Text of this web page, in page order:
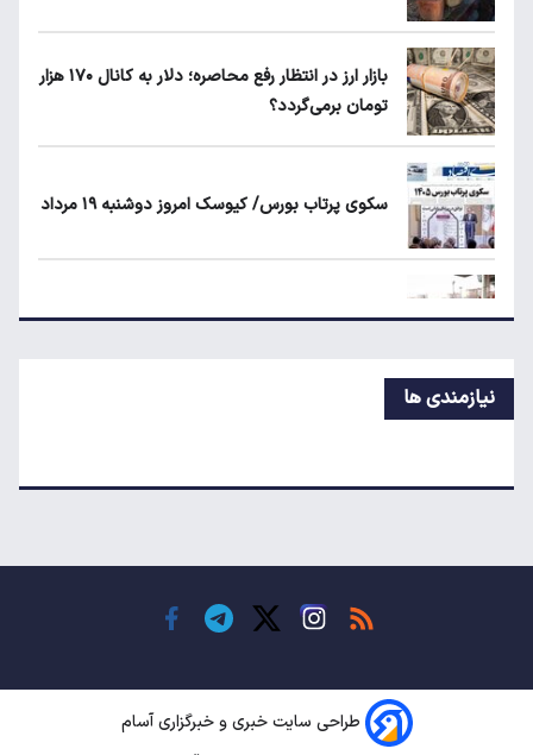
زمان واریز سود سهام عدالت مشخص شد
خبر جدید سخنگوی دولت از بنزین و کالابرگ
بازار ارز در انتظار رفع محاصره؛ دلار به کانال ۱۷۰ هزار
تومان برمی‌گردد؟
سکوی پرتاب بورس/ کیوسک امروز دوشنبه ۱۹ مرداد
قیمت واقعی بنزین چقدر است؟
درصد بالا رفت
نیازمندی ها
طراحی سایت خبری و خبرگزاری آسام